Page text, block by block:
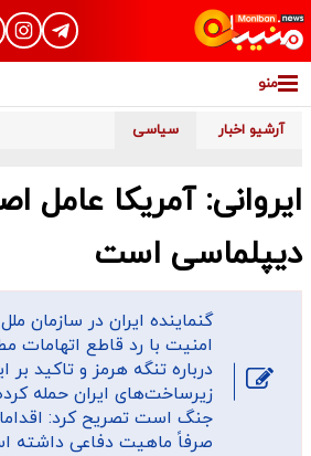
منو
آرشیو اخبار سیاسی
ایروانی: آمریکا عامل
دیپلماسی است
گنماینده ایران در سازمان
امنیت با رد قاطع اتهامات
درباره تنگه هرمز و تاکید بر
زیرساخت‌های ایران حمله
جنگ است تصریح کرد:
صرفاً ماهیت دفاعی داشته